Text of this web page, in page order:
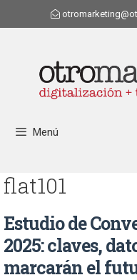
Menú
flat101
Estudio de
2025: claves,
marcarán el